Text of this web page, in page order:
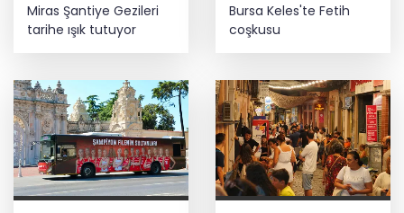
Miras Şantiye Gezileri
tarihe ışık tutuyor
Bursa Keles'te Fetih
coşkusu